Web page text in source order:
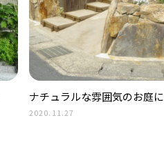
ナチュラルな雰囲気のお庭に
2020.11.27